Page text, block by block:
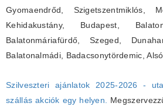
Gyomaendrőd, Szigetszentmiklós,
Kehidakustány, Budapest,
Balatonmáriafürdő, Szeged,
Balatonalmádi, Badacsonytördemic,
Szilveszteri ajánlatok 2025-2026 -
szállás akciók egy helyen.